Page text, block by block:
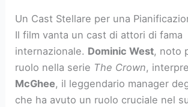
Un Cast Stellare per una
Il film vanta un cast di attori di fama
internazionale. Dominic West, noto
ruolo nella serie The Crown,
McGhee, il leggendario manager
che ha avuto un ruolo cruciale nel